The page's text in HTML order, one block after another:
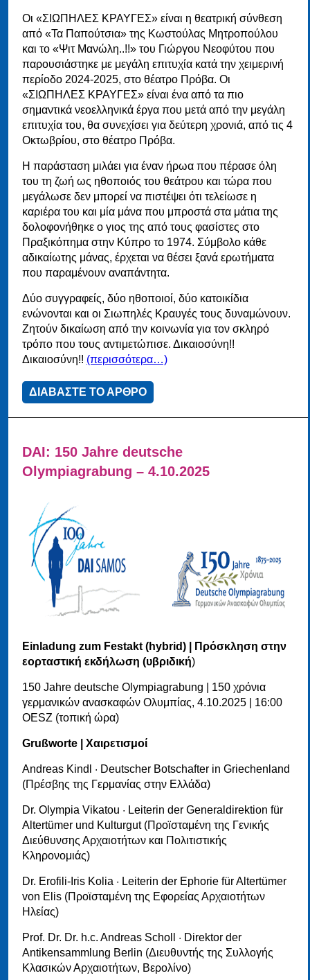
Οι «ΣΙΩΠΗΛΕΣ ΚΡΑΥΓΕΣ» είναι η θεατρική σύνθεση
από «Τα Παπούτσια» της Κωστούλας Μητροπούλου
και το «Ψιτ Μανώλη..!!» του Γιώργου Νεοφύτου που
παρουσιάστηκε με μεγάλη επιτυχία κατά την χειμερινή
περίοδο 2024-2025, στο θέατρο Πρόβα. Οι
«ΣΙΩΠΗΛΕΣ ΚΡΑΥΓΕΣ» είναι ένα από τα πιο
σημαντικά νεοελληνικά έργα που μετά από την μεγάλη
επιτυχία του, θα συνεχίσει για δεύτερη χρονιά, από τις 4
Οκτωβρίου, στο θέατρο Πρόβα.
Η παράσταση μιλάει για έναν ήρωα που πέρασε όλη
του τη ζωή ως ηθοποιός του θεάτρου και τώρα που
μεγάλωσε δεν μπορεί να πιστέψει ότι τελείωσε η
καριέρα του και μία μάνα που μπροστά στα μάτια της
δολοφονήθηκε ο γιος της από τους φασίστες στο
Πραξικόπημα στην Κύπρο το 1974. Σύμβολο κάθε
αδικαίωτης μάνας, έρχεται να θέσει ξανά ερωτήματα
που παραμένουν αναπάντητα.
Δύο συγγραφείς, δύο ηθοποιοί, δύο κατοικίδια
ενώνονται και οι Σιωπηλές Κραυγές τους δυναμώνουν.
Ζητούν δικαίωση από την κοινωνία για τον σκληρό
τρόπο που τους αντιμετώπισε. Δικαιοσύνη!!
Δικαιοσύνη!! (περισσότερα…)
ΔΙΑΒΑΣΤΕ ΤΟ ΑΡΘΡΟ
DAI: 150 Jahre deutsche
Olympiagrabung – 4.10.2025
Einladung zum Festakt (hybrid) | Πρόσκληση στην
εορταστική εκδήλωση (υβριδική)
150 Jahre deutsche Olympiagrabung | 150 χρόνια
γερμανικών ανασκαφών Ολυμπίας, 4.10.2025 | 16:00
OESZ (τοπική ώρα)
Grußworte | Χαιρετισμοί
Andreas Kindl · Deutscher Botschafter in Griechenland
(Πρέσβης της Γερμανίας στην Ελλάδα)
Dr. Olympia Vikatou · Leiterin der Generaldirektion für
Altertümer und Kulturgut (Προϊσταμένη της Γενικής
Διεύθυνσης Αρχαιοτήτων και Πολιτιστικής
Κληρονομιάς)
Dr. Erofili-Iris Kolia · Leiterin der Ephorie für Altertümer
von Elis (Προϊσταμένη της Εφορείας Αρχαιοτήτων
Ηλείας)
Prof. Dr. Dr. h.c. Andreas Scholl · Direktor der
Antikensammlung Berlin (Διευθυντής της Συλλογής
Κλασικών Αρχαιοτήτων, Βερολίνο)